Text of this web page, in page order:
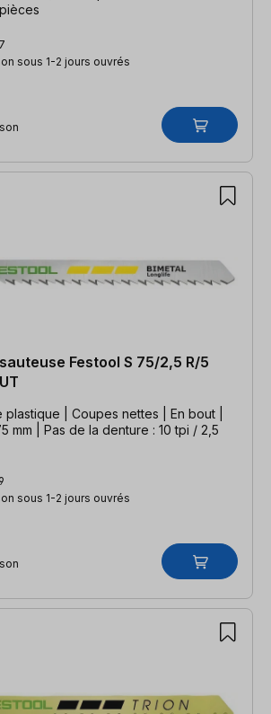
sous 1-2 jours ouvrés
Festool S 75/2,5 R/5
| Coupes nettes | En bout |
mm | Pas de la denture : 10 tpi / 2,5
sous 1-2 jours ouvrés